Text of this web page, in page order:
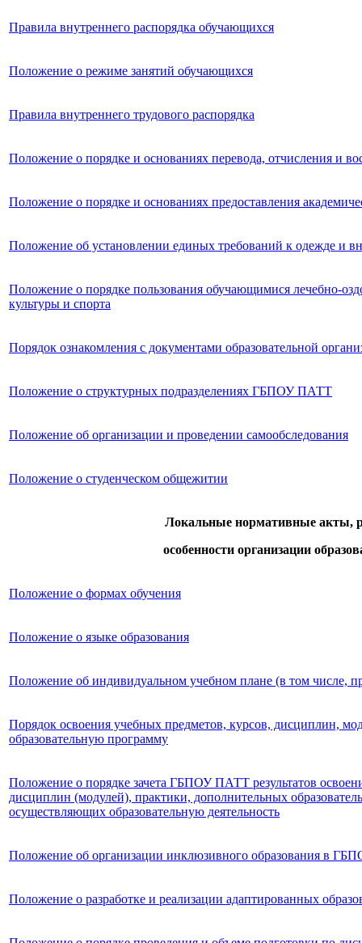
Правила внутреннего распорядка обучающихся
Положение о режиме занятий обучающихся
Правила внутреннего трудового распорядка
Положение о порядке и основаниях перевода, отчисления и
Положение о порядке и основаниях предоставления
Положение об установлении единых требований к одежде и
Положение о порядке пользования обучающимися лечебно-
культуры и спорта
Порядок ознакомления с документами образовательной
Положение о структурных подразделениях ГБПОУ ПАТТ
Положение об организации и проведении самообследования
Положение о студенческом общежитии
Локальные нормативные акты,
особенности организации
Положение о формах обучения
Положение о языке образования
Положение об индивидуальном учебном плане (в том числе,
Порядок освоения учебных предметов, курсов, дисциплин,
образовательную программу
Положение о порядке зачета ГБПОУ ПАТТ результатов
дисциплин (модулей), практики, дополнительных
осуществляющих образовательную деятельность
Положение об организации инклюзивного образования в
Положение о разработке и реализации адаптированных